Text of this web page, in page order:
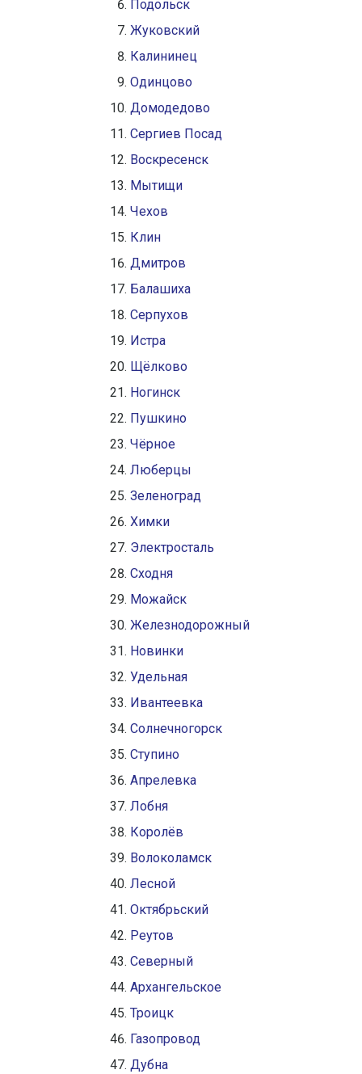
Подольск
Жуковский
Калининец
Одинцово
Домодедово
Сергиев Посад
Воскресенск
Мытищи
Чехов
Клин
Дмитров
Балашиха
Серпухов
Истра
Щёлково
Ногинск
Пушкино
Чёрное
Люберцы
Зеленоград
Химки
Электросталь
Сходня
Можайск
Железнодорожный
Новинки
Удельная
Ивантеевка
Солнечногорск
Ступино
Апрелевка
Лобня
Королёв
Волоколамск
Лесной
Октябрьский
Реутов
Северный
Архангельское
Троицк
Газопровод
Дубна